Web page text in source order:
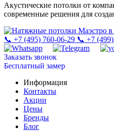
Акустические потолки от
современные решения для
📞 +7 (495) 760-06-29 📞 +7
Заказать звонок
Бесплатный замер
Информация
Контакты
Акции
Цены
Бренды
Блог